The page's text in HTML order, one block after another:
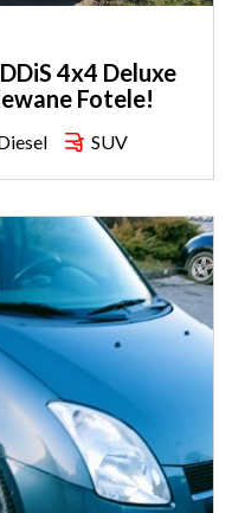
4x4 Deluxe
Fotele!
SUV